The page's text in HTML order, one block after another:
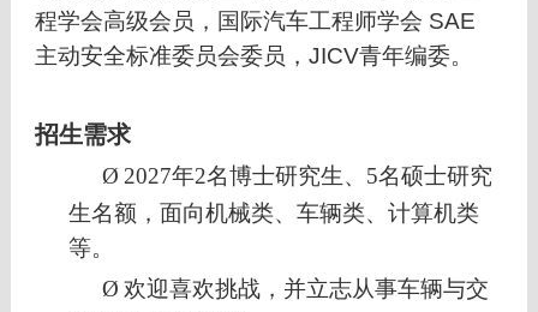
程学会高级会员，国际汽车工程师学会 SAE
主动安全标准委员会委员，JICV青年编委。
招生需求
Ø 2027年2名博士研究生、 5名硕士研究
生名额，面向机械类、车辆类、计算机类
等。
Ø 欢迎喜欢挑战，并立志从事车辆与交